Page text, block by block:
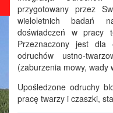
przygotowany przez
wieloletnich badań
doświadczeń w pracy
Przeznaczony jest
odruchów ustno-
(zaburzenia mowy, wady
Upośledzone odruchy
pracę twarzy i czaszki,